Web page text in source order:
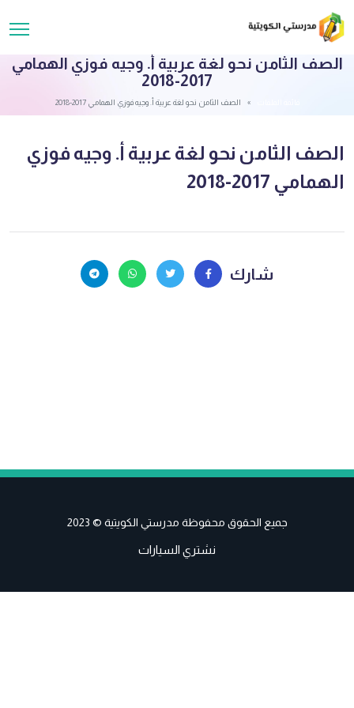
الصف الثامن نحو لغة عربية أ. وجيه فوزي الهمامي
2017-2018
الصف الثامن نحو لغة عربية أ. وجيه فوزي الهمامي 2017-2018
الصف الثامن نحو لغة عربية أ. وجيه فوزي
الهمامي 2017-2018
شارك
جميع الحقوق محفوظة مدرستي الكويتية © 2023
نشتري السيارات